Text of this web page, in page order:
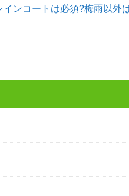
インコートは必須?梅雨以外